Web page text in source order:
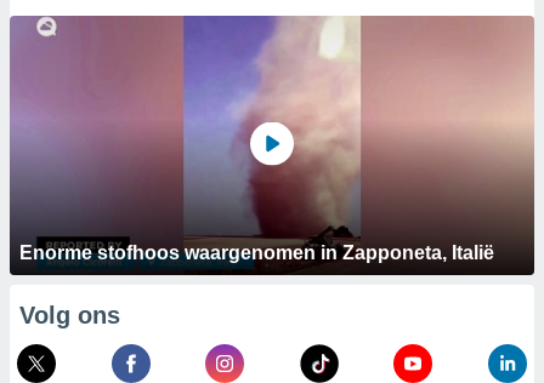
Enorme stofhoos waargenomen in Zapponeta, Italië
Volg ons